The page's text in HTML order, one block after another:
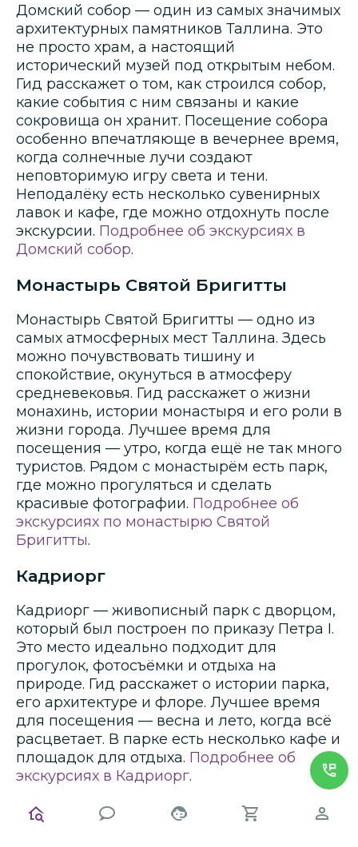
Домский собор — один из самых значимых
архитектурных памятников Таллина. Это
не просто храм, а настоящий
исторический музей под открытым небом.
Гид расскажет о том, как строился собор,
какие события с ним связаны и какие
сокровища он хранит. Посещение собора
особенно впечатляюще в вечернее время,
когда солнечные лучи создают
неповторимую игру света и тени.
Неподалёку есть несколько сувенирных
лавок и кафе, где можно отдохнуть после
экскурсии. Подробнее об экскурсиях в
Домский собор.
Монастырь Святой Бригитты
Монастырь Святой Бригитты — одно из
самых атмосферных мест Таллина. Здесь
можно почувствовать тишину и
спокойствие, окунуться в атмосферу
средневековья. Гид расскажет о жизни
монахинь, истории монастыря и его роли в
жизни города. Лучшее время для
посещения — утро, когда ещё не так много
туристов. Рядом с монастырём есть парк,
где можно прогуляться и сделать
красивые фотографии. Подробнее об
экскурсиях по монастырю Святой
Бригитты.
Кадриорг
Кадриорг — живописный парк с дворцом,
который был построен по приказу Петра I.
Это место идеально подходит для
прогулок, фотосъёмки и отдыха на
природе. Гид расскажет о истории парка,
его архитектуре и флоре. Лучшее время
для посещения — весна и лето, когда всё
расцветает. В парке есть несколько кафе и
площадок для отдыха. Подробнее об
экскурсиях в Кадриорг.
Сезонные особенности:
когда ехать и что учитывать